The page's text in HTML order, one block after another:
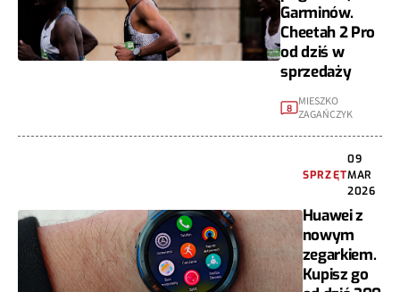
Garminów.
Cheetah 2 Pro
od dziś w
sprzedaży
8
MIESZKO
ZAGAŃCZYK
SPRZĘT
09
MAR
2026
Huawei z
nowym
zegarkiem.
Kupisz go